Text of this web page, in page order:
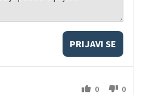
PRIJAVI SE
0 0